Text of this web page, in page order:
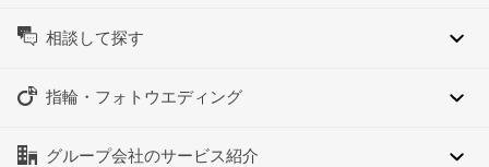
相談して探す
指輪・フォトウエディング
グループ会社のサービス紹介